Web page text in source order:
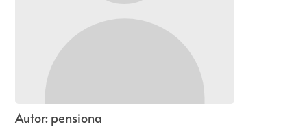
Autor: pensiona